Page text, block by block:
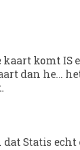
komt IS
dan he...
Statis